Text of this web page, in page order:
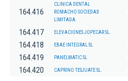
164.416
CLINICA DENTAL
ROMACHO SOCIEDAD
LIMITADA.
164.417 ELEVACIONES JOPECAR SL.
164.418 EBAE INTEGRAL SL
164.419 PANELMATIC SL
164.420 CAPRINO TESJUATE SL.